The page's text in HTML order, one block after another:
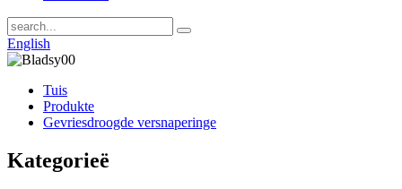
English
Tuis
Produkte
Gevriesdroogde versnaperinge
Kategorieë